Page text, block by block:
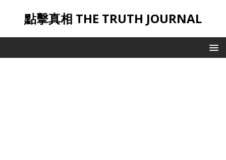
點擊真相 THE TRUTH JOURNAL